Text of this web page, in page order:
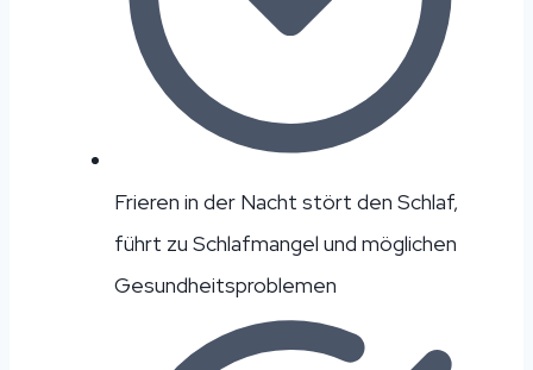
Frieren in der Nacht stört den Schlaf,
führt zu Schlafmangel und möglichen
Gesundheitsproblemen